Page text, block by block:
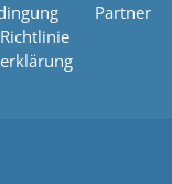
Partner